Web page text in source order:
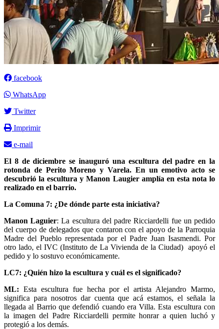
facebook
WhatsApp
Twitter
Imprimir
e-mail
El 8 de diciembre se inauguró una escultura del padre en la
rotonda de Perito Moreno y Varela. En un emotivo acto se
descubrió la escultura y Manon Laugier amplía en esta nota lo
realizado en el barrio.
La Comuna 7: ¿De dónde parte esta iniciativa?
Manon Laguier: La escultura del padre Ricciardelli fue un pedido
del cuerpo de delegados que contaron con el apoyo de la Parroquia
Madre del Pueblo representada por el Padre Juan Isasmendi. Por
otro lado, el IVC (Instituto de La Vivienda de la Ciudad) apoyó el
pedido y lo sostuvo económicamente.
LC7: ¿Quién hizo la escultura y cuál es el significado?
ML: Esta escultura fue hecha por el artista Alejandro Marmo,
significa para nosotros dar cuenta que acá estamos, el señala la
llegada al Barrio que defendió cuando era Villa. Esta escultura con
la imagen del Padre Ricciardelli permite honrar a quien luchó y
protegió a los demás.